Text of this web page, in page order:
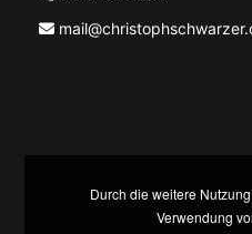
Durch die weitere
Verwendung